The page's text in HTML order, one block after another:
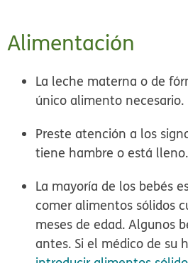
Alimentación
La leche materna o de
único alimento necesario.
Preste atención a los
tiene hambre o está lleno.
La mayoría de los bebés
comer alimentos sólidos
meses de edad. Algunos
antes. Si el médico de su